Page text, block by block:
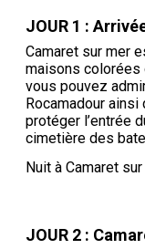
JOUR 1 :
Camaret sur mer
maisons colorées
vous pouvez
Rocamadour ainsi
protéger l’entrée
cimetière des
Nuit à Camaret sur
JOUR 2 :